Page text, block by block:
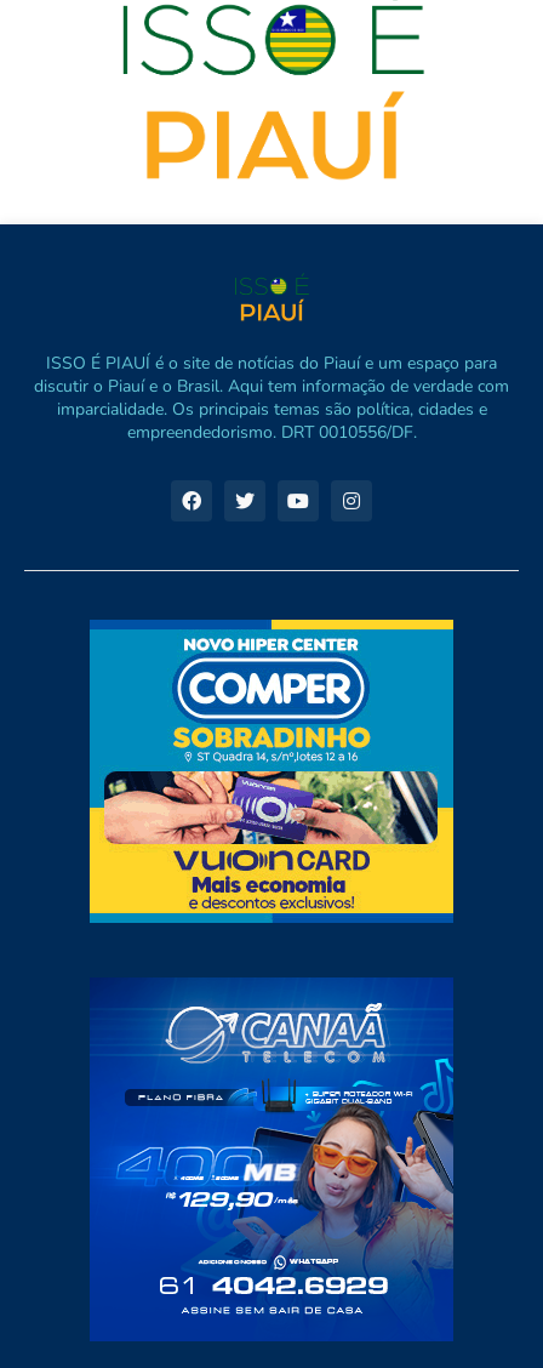
ISSO É PIAUÍ é o site de notícias do Piauí e um espaço para
discutir o Piauí e o Brasil. Aqui tem informação de verdade com
imparcialidade. Os principais temas são política, cidades e
empreendedorismo. DRT 0010556/DF.